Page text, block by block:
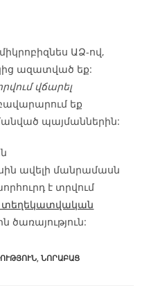
ԱՁ-ով,
ազատված եք:
վճարել
եք
պայմաններին:
ավելի մանրամասն
է տրվում
տեղեկատվական
ծառայություն:
, ՆՈՐԱԲԱՑ